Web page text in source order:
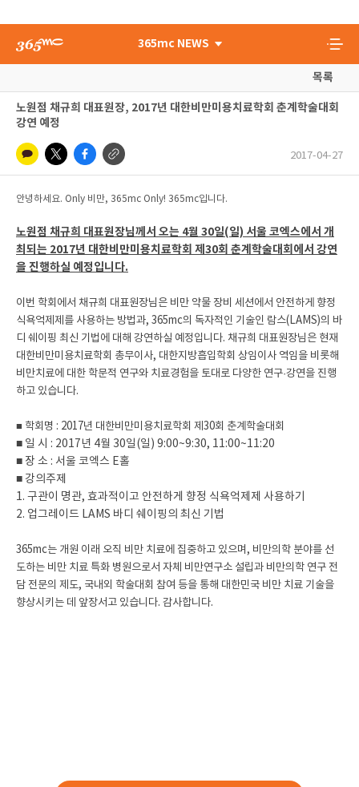
365mc NEWS
목록
노원점 채규희 대표원장, 2017년 대한비만미용치료학회 춘계학술대회
강연 예정
2017-04-27
안녕하세요. Only 비만, 365mc Only! 365mc입니다.
노원점 채규희 대표원장님께서 오는 4월 30일(일) 서울 코엑스에서 개
최되는 2017년 대한비만미용치료학회 제30회 춘계학술대회에서 강연
을 진행하실 예정입니다.
이번 학회에서 채규희 대표원장님은 비만 약물 장비 세션에서 안전하게 향정
식욕억제제를 사용하는 방법과, 365mc의 독자적인 기술인 람스(LAMS)의 바
디 쉐이핑 최신 기법에 대해 강연하실 예정입니다. 채규희 대표원장님은 현재
대한비만미용치료학회 총무이사, 대한지방흡입학회 상임이사 역임을 비롯해
비만치료에 대한 학문적 연구와 치료경험을 토대로 다양한 연구·강연을 진행
하고 있습니다.
■ 학회명 : 2017년 대한비만미용치료학회 제30회 춘계학술대회
■ 일 시 : 2017년 4월 30일(일) 9:00~9:30, 11:00~11:20
■ 장 소 : 서울 코엑스 E홀
■ 강의주제
1. 구관이 명관, 효과적이고 안전하게 향정 식욕억제제 사용하기
2. 업그레이드 LAMS 바디 쉐이핑의 최신 기법
365mc는 개원 이래 오직 비만 치료에 집중하고 있으며, 비만의학 분야를 선
도하는 비만 치료 특화 병원으로서 자체 비만연구소 설립과 비만의학 연구 전
담 전문의 제도, 국내외 학술대회 참여 등을 통해 대한민국 비만 치료 기술을
향상시키는 데 앞장서고 있습니다. 감사합니다.